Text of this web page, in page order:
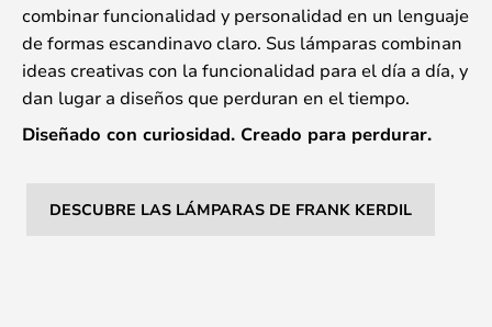
combinar funcionalidad y personalidad en un lenguaje
de formas escandinavo claro. Sus lámparas combinan
ideas creativas con la funcionalidad para el día a día, y
dan lugar a diseños que perduran en el tiempo.
Diseñado con curiosidad. Creado para perdurar.
DESCUBRE LAS LÁMPARAS DE FRANK KERDIL